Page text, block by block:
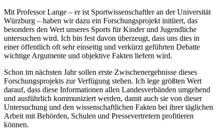
Mit Professor Lange – er ist Sportwissenschaftler an der Universität
Würzburg – haben wir dazu ein Forschungsprojekt initiiert, das
besonders den Wert unseres Sports für Kinder und Jugendliche
untersuchen wird. Ich bin fest davon überzeugt, dass uns dies in
einer öffentlich oft sehr einseitig und verkürzt geführten Debatte
wichtige Argumente und objektive Fakten liefern wird.
Schon im nächsten Jahr sollen erste Zwischenergebnisse dieses
Forschungsprojekts zur Verfügung stehen. Ich lege größten Wert
darauf, dass diese Informationen allen Landesverbänden umgehend
und ausführlich kommuniziert werden, damit auch sie von dieser
Untersuchung und den wissenschaftlichen Fakten bei ihrer täglichen
Arbeit mit Behörden, Schulen und Pressevertretern profitieren
können.